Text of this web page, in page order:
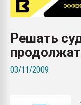
Решать
03/11/2009